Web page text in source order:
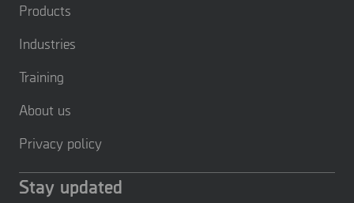
Products
Industries
Training
About us
Privacy policy
Stay updated